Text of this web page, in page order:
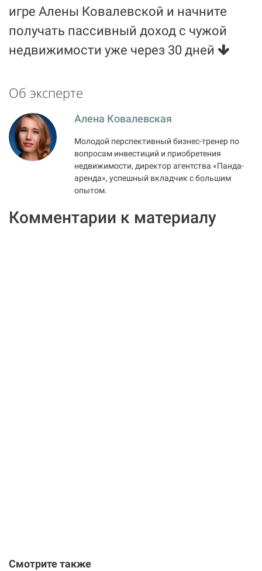
игре Алены Ковалевской и начните
получать пассивный доход с чужой
недвижимости уже через 30 дней
Об эксперте
Алена Ковалевская
Молодой перспективный бизнес-тренер по
вопросам инвестиций и приобретения
недвижимости, директор агентства «Панда-
аренда», успешный вкладчик с большим
опытом.
Комментарии к материалу
Смотрите также